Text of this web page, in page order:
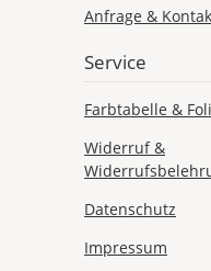
Anfrage &
Service
Farbtabelle &
Widerruf &
Datenschutz
Impressum